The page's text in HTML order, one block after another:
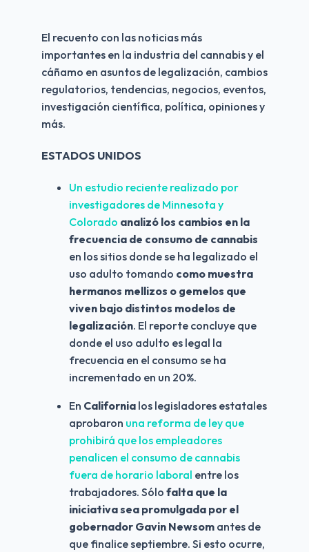
El recuento con las noticias más
importantes en la industria del cannabis y el
cáñamo en asuntos de legalización, cambios
regulatorios, tendencias, negocios, eventos,
investigación científica, política, opiniones y
más.
ESTADOS UNIDOS
Un estudio reciente realizado por
investigadores de Minnesota y
Colorado analizó los cambios en la
en los sitios donde se ha legalizado el
uso adulto tomando como muestra
hermanos mellizos o gemelos que
viven bajo distintos modelos de
legalización. El reporte concluye que
donde el uso adulto es legal la
frecuencia en el consumo se ha
incrementado en un 20%.
En California los legisladores estatales
aprobaron una reforma de ley que
prohibirá que los empleadores
penalicen el consumo de cannabis
fuera de horario laboral entre los
trabajadores. Sólo falta que la
iniciativa sea promulgada por el
gobernador Gavin Newsom antes de
que finalice septiembre. Si esto ocurre,